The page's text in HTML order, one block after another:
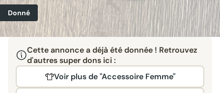
Donné
Cette annonce a déjà été donnée ! Retrouvez
d'autres super dons ici :
Voir plus de "Accessoire Femme"